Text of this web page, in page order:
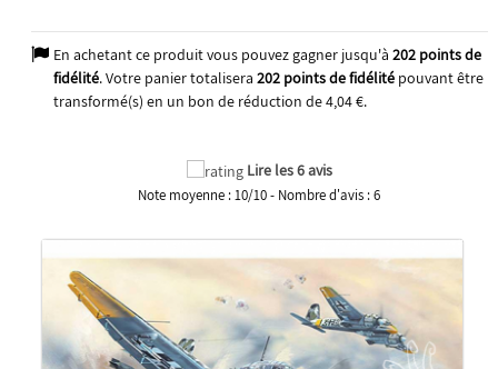
En achetant ce produit vous pouvez gagner jusqu'à 202points de
fidélité. Votre panier totalisera 202points de fidélitépouvant être
transformé(s) en un bon de réduction de4,04 €.
Lire les 6 avis
Note moyenne :10/10- Nombre d'avis :6